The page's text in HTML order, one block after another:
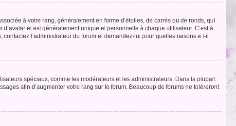
à votre rang, généralement en forme d’étoiles, de carrés ou de ronds, qui
et est généralement unique et personnelle à chaque utilisateur. C’est à
l’administrateur du forum et demandez-lui pour quelles raisons a t-il
spéciaux, comme les modérateurs et les administrateurs. Dans la plupart
afin d’augmenter votre rang sur le forum. Beaucoup de forums ne toléreront